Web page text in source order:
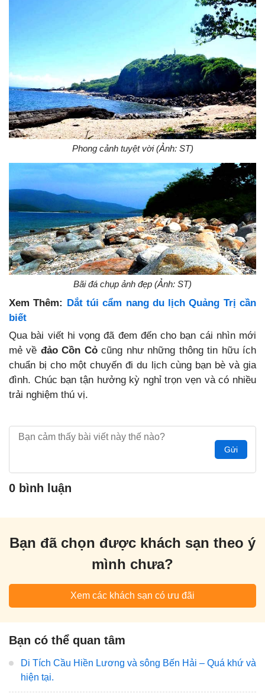
Phong cảnh tuyệt vời (Ảnh: ST)
Bãi đá chụp ảnh đẹp (Ảnh: ST)
Xem Thêm: Dắt túi cẩm nang du lịch Quảng Trị cần
biết
Qua bài viết hi vọng đã đem đến cho bạn cái nhìn mới
mẻ về đảo Cồn Cỏcũng như những thông tin hữu ích
chuẩn bị cho một chuyến đi du lịch cùng bạn bè và gia
đình. Chúc bạn tận hưởng kỳ nghỉ trọn vẹn và có nhiều
trải nghiệm thú vị.
Gửi
0 bình luận
Bạn đã chọn được khách sạn theo ý
mình chưa?
Xem các khách sạn có ưu đãi
Bạn có thể quan tâm
Di Tích Cầu Hiền Lương và sông Bến Hải – Quá khứ và
hiện tại.